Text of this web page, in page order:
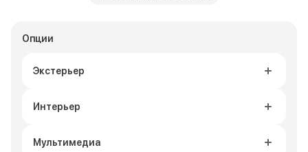
Опции
Экстерьер
Интерьер
Мультимедиа